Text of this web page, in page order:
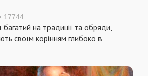
17744
багатий на традиції та обряди,
своїм корінням глибоко в